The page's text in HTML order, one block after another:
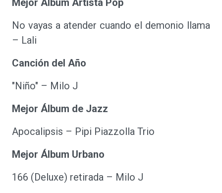
Mejor Álbum Artista Pop
No vayas a atender cuando el demonio llama
– Lali
Canción del Año
"Niño" – Milo J
Mejor Álbum de Jazz
Apocalipsis – Pipi Piazzolla Trio
Mejor Álbum Urbano
166 (Deluxe) retirada – Milo J